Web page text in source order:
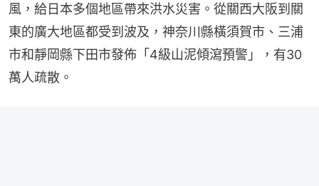
風，給日本多個地區帶來洪水災害。從關西大阪到關
東的廣大地區都受到波及，神奈川縣橫須賀市、三浦
市和靜岡縣下田市發佈「4級山泥傾瀉預警」，有30
萬人疏散。